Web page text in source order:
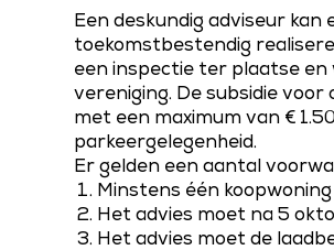
Een deskundig adviseur kan
toekomstbestendig
een inspectie ter plaatse
vereniging. De subsidie
met een maximum van €
parkeergelegenheid.
Er gelden een aantal
Minstens één
Het advies moet na 5
Het advies moet de